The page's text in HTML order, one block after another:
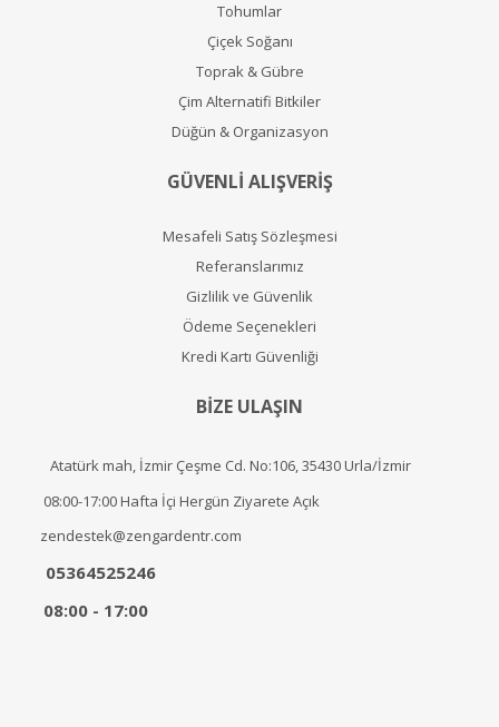
Tohumlar
Çiçek Soğanı
Toprak & Gübre
Çim Alternatifi Bitkiler
Düğün & Organizasyon
GÜVENLİ ALIŞVERİŞ
Mesafeli Satış Sözleşmesi
Referanslarımız
Gizlilik ve Güvenlik
Ödeme Seçenekleri
Kredi Kartı Güvenliği
BİZE ULAŞIN
Atatürk mah, İzmir Çeşme Cd. No:106, 35430 Urla/İzmir
08:00-17:00 Hafta İçi Hergün Ziyarete Açık
zendestek@zengardentr.com
05364525246
08:00 - 17:00